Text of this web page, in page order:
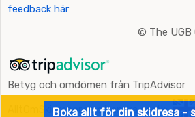
Boka allt för din skidresa -
feedback här
© The
Betyg och omdömen från TripAdvisor
AlltOmSkidresor.se på andra språk: